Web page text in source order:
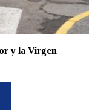
y la Virgen